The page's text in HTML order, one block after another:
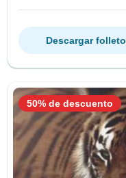
Descargar folleto
50% de descuento